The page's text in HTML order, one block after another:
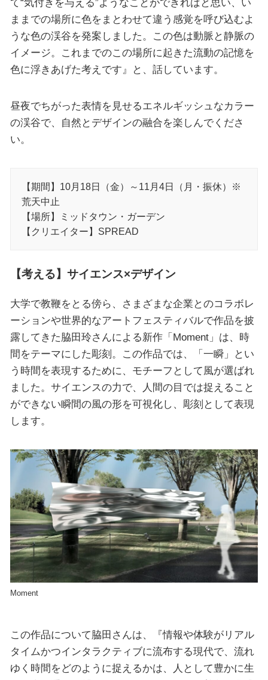
ままでの場所に色をまとわせて違う感覚を呼び込むよ
うな色の渓谷を発案しました。この色は動脈と静脈の
イメージ。これまでのこの場所に起きた流動の記憶を
色に浮きあげた考えです』と、話しています。
昼夜でちがった表情を見せるエネルギッシュなカラー
の渓谷で、自然とデザインの融合を楽しんでくださ
い。
【期間】10月18日（金）～11月4日（月・振休）※
荒天中止
【場所】ミッドタウン・ガーデン
【クリエイター】SPREAD
【考える】サイエンス×デザイン
大学で教鞭をとる傍ら、さまざまな企業とのコラボレ
ーションや世界的なアートフェスティバルで作品を披
露してきた脇田玲さんによる新作「Moment」は、時
間をテーマにした彫刻。この作品では、「一瞬」とい
う時間を表現するために、モチーフとして風が選ばれ
ました。サイエンスの力で、人間の目では捉えること
ができない瞬間の風の形を可視化し、彫刻として表現
します。
Moment
この作品について脇田さんは、『情報や体験がリアル
タイムかつインタラクティブに流布する現代で、流れ
ゆく時間をどのように捉えるかは、人として豊かに生